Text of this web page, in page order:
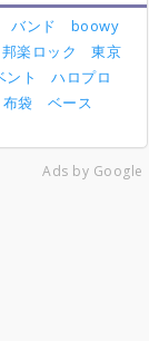
バンド
boowy
邦楽ロック
東京
ント
ハロプロ
布袋
ベース
Ads by Google